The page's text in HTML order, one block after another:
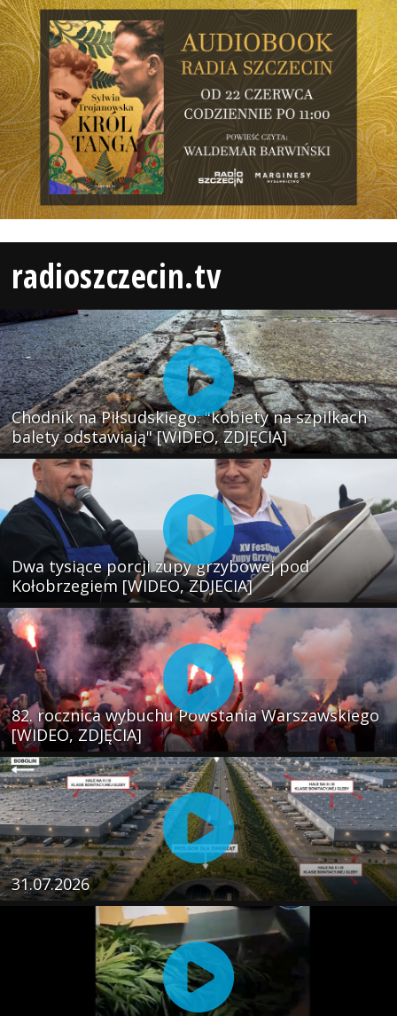
radioszczecin.tv
Chodnik na Piłsudskiego: "kobiety na szpilkach
balety odstawiają" [WIDEO, ZDJĘCIA]
Dwa tysiące porcji zupy grzybowej pod
Kołobrzegiem [WIDEO, ZDJECIA]
82. rocznica wybuchu Powstania Warszawskiego
[WIDEO, ZDJĘCIA]
31.07.2026